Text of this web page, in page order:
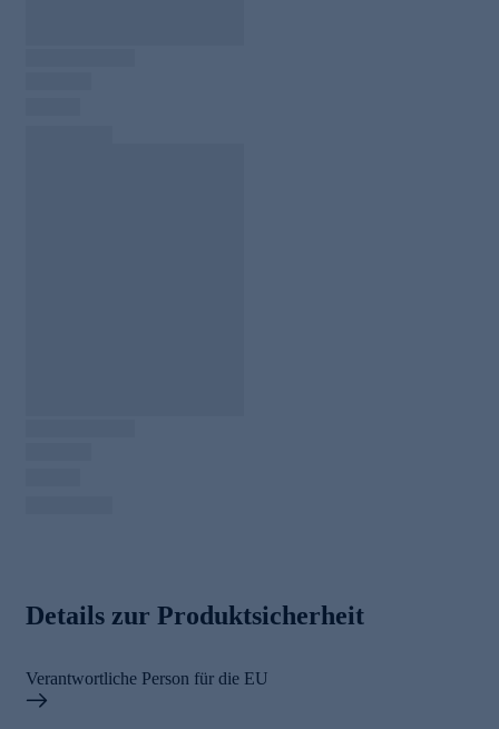
Details zur Produktsicherheit
Verantwortliche Person für die EU